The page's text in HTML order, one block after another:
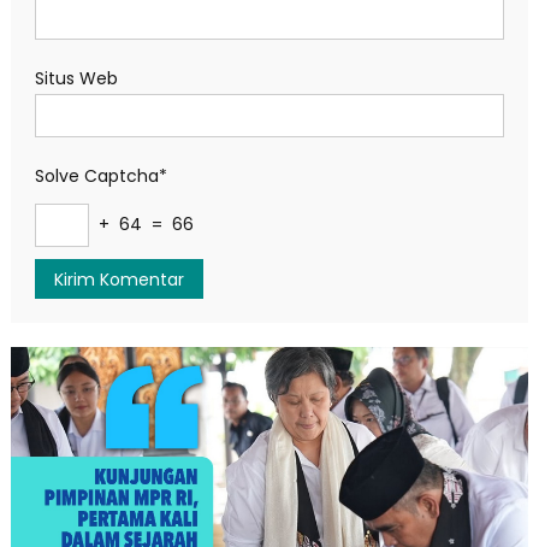
Situs Web
Solve Captcha*
+ 64 = 66